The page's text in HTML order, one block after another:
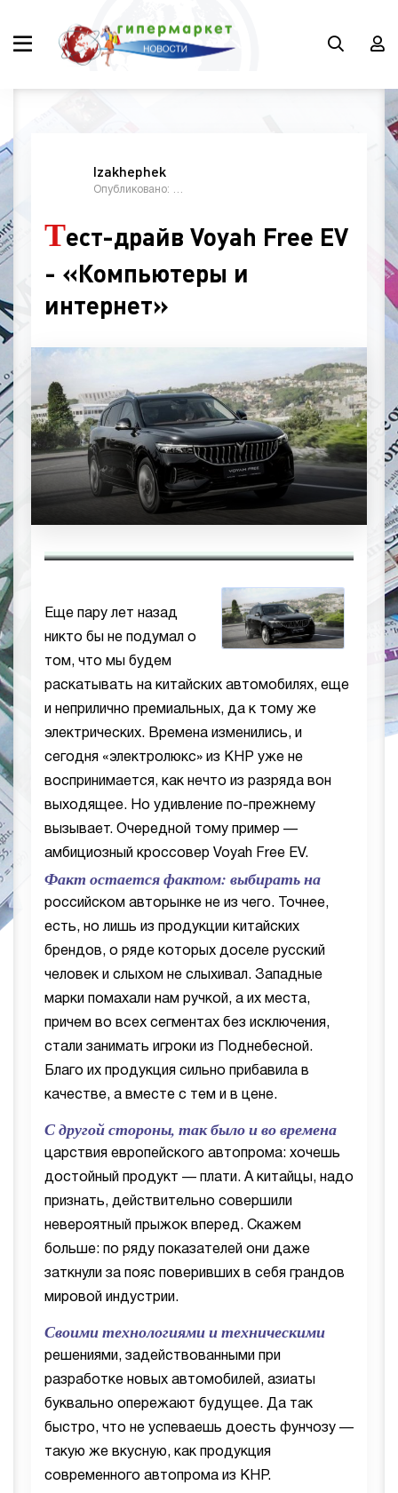
Izakhephek
Тест-драйв Voyah Free EV
- «Компьютеры и
интернет»
Еще пару лет назад
никто бы не подумал о
том, что мы будем
раскатывать на китайских автомобилях, еще
и неприлично премиальных, да к тому же
электрических. Времена изменились, и
сегодня «электролюкс» из КНР уже не
воспринимается, как нечто из разряда вон
выходящее. Но удивление по-прежнему
вызывает. Очередной тому пример —
амбициозный кроссовер Voyah Free EV.
Факт остается фактом: выбирать на
российском авторынке не из чего. Точнее,
есть, но лишь из продукции китайских
брендов, о ряде которых доселе русский
человек и слыхом не слыхивал. Западные
марки помахали нам ручкой, а их места,
причем во всех сегментах без исключения,
стали занимать игроки из Поднебесной.
Благо их продукция сильно прибавила в
качестве, а вместе с тем и в цене.
С другой стороны, так было и во времена
царствия европейского автопрома: хочешь
достойный продукт — плати. А китайцы, надо
признать, действительно совершили
невероятный прыжок вперед. Скажем
больше: по ряду показателей они даже
заткнули за пояс поверивших в себя грандов
мировой индустрии.
Своими технологиями и техническими
решениями, задействованными при
разработке новых автомобилей, азиаты
буквально опережают будущее. Да так
быстро, что не успеваешь доесть фунчозу —
такую же вкусную, как продукция
современного автопрома из КНР.